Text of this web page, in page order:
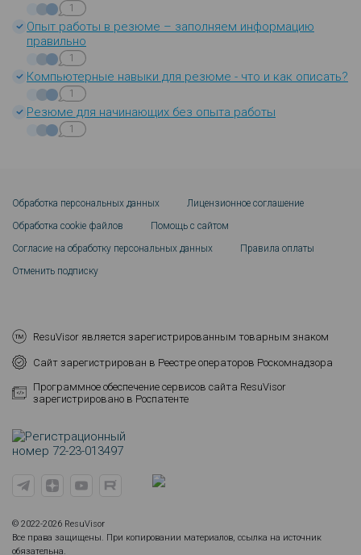
1
Опыт работы в резюме – заполняем информацию
правильно
1
Компьютерные навыки для резюме - что и как описать?
1
Резюме для начинающих без опыта работы
1
Обработка персональных данных
Лицензионное соглашение
Обработка cookie файлов
Помощь с сайтом
Согласие на обработку персональных данных
Правила оплаты
Отменить подписку
ResuVisor является зарегистрированным товарным знаком
Сайт зарегистрирован в Реестре операторов Роскомнадзора
Программное обеспечение сервисов сайта ResuVisor
зарегистрировано в Роспатенте
© 2022-2026 ResuVisor
Все права защищены. При копировании материалов, ссылка на источник
обязательна.